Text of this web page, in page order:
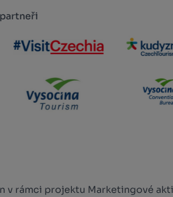
v rámci projektu Marketingové